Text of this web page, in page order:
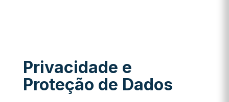
Privacidade e
Proteção de Dados